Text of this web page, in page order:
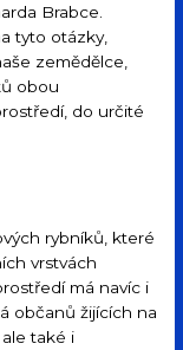
Brabce.
tyto otázky,
zemědělce,
obou
do určité
rybníků, které
vrstvách
má navíc i
občanů žijících na
také i